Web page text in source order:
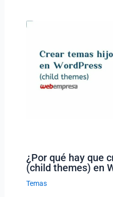
¿Por qué hay que
(child themes) en
Temas